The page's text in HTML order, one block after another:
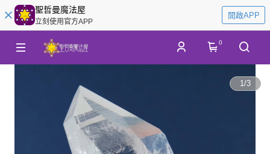
聖哲曼魔法屋
立刻使用官方APP
開啟APP
0
1/3